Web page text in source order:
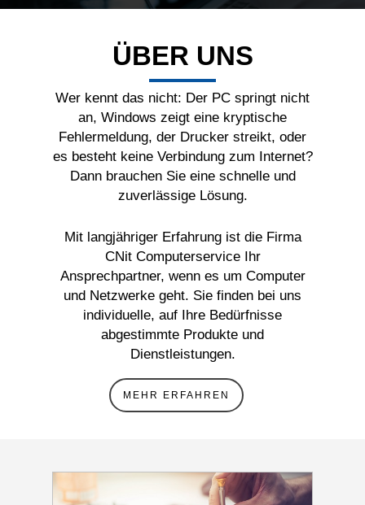
ÜBER UNS
Wer kennt das nicht: Der PC springt nicht
an, Windows zeigt eine kryptische
Fehlermeldung, der Drucker streikt, oder
es besteht keine Verbindung zum Internet?
Dann brauchen Sie eine schnelle und
zuverlässige Lösung.
Mit langjähriger Erfahrung ist die Firma
CNit Computerservice Ihr
Ansprechpartner, wenn es um Computer
und Netzwerke geht. Sie finden bei uns
individuelle, auf Ihre Bedürfnisse
abgestimmte Produkte und
Dienstleistungen.
MEHR ERFAHREN